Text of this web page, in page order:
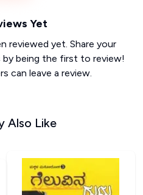
Yet
reviewed yet. Share your
being the first to review!
can leave a review.
Also Like